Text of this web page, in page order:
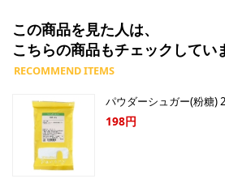
この商品を見た人は、
こちらの商品もチェックしてい
パウダーシュガー(粉糖)
198円